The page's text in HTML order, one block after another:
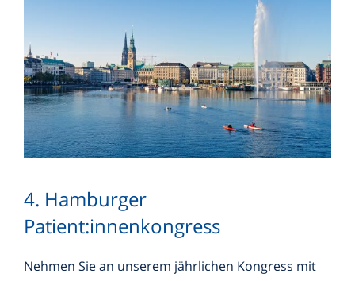
4. Hamburger
Patient:innenkongress
Nehmen Sie an unserem jährlichen Kongress mit